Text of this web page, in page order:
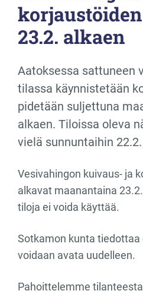
23.2. alkaen
Aatoksessa sattuneen
tilassa käynnistetään
pidetään suljettuna
alkaen. Tiloissa oleva
vielä sunnuntaihin
Vesivahingon kuivaus- ja
alkavat maanantaina
tiloja ei voida käyttää.
Sotkamon kunta tiedottaa
voidaan avata uudelleen.
Pahoittelemme